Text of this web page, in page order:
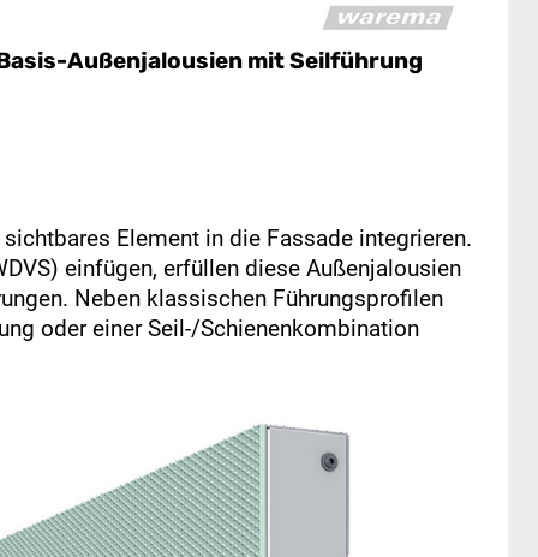
Außenjalousien mit Seilführung
Element in die Fassade integrieren.
einfügen, erfüllen diese Außenjalousien
Neben klassischen Führungsprofilen
oder einer Seil-/Schienenkombination